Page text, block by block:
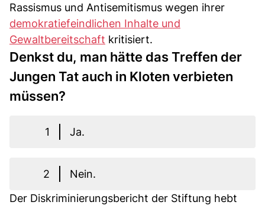
Rassismus und Antisemitismus wegen ihrer
demokratiefeindlichen Inhalte und
Gewaltbereitschaft kritisiert.
Denkst du, man hätte das Treffen der
Jungen Tat auch in Kloten verbieten
müssen?
1 Ja.
2
Nein.
Der Diskriminierungsbericht der Stiftung hebt